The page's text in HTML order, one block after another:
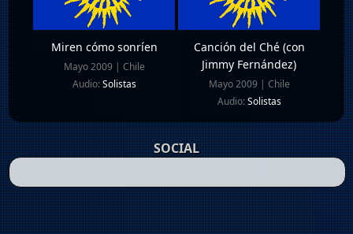
Miren cómo sonríen
Mayo 2009 | Chile
Audio:Solistas
Canción del Ché (con
Jimmy Fernández)
Mayo 2009 | Chile
Audio:Solistas
SOCIAL